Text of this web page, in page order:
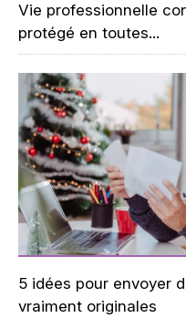
Vie professionnelle
protégé en toutes...
5 idées pour envoyer
vraiment originales